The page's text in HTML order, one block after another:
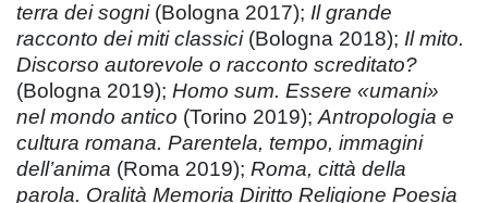
terra dei sogni (Bologna 2017); Il grande
racconto dei miti classici(Bologna 2018); Il mito.
Discorso autorevole o racconto screditato?
(Bologna 2019); Homo sum. Essere «umani»
nel mondo antico (Torino 2019);Antropologia e
cultura romana. Parentela, tempo, immagini
dell’anima (Roma 2019); Roma, città della
parola. Oralità Memoria Diritto Religione Poesia